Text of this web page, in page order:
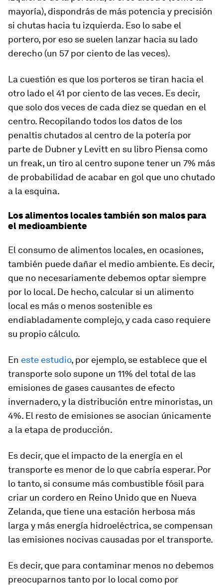
mayoría), dispondrás de más potencia y precisión
si chutas hacia tu izquierda. Eso lo sabe el
portero, por eso se suelen lanzar hacia su lado
derecho (un 57 por ciento de las veces).
La cuestión es que los porteros se tiran hacia el
otro lado el 41 por ciento de las veces. Es decir,
que solo dos veces de cada diez se quedan en el
centro. Recopilando todos los datos de los
penaltis chutados al centro de la potería por
parte de Dubner y Levitt en su libro Piensa como
un freak, un tiro al centro supone tener un 7% más
de probabilidad de acabar en gol que uno chutado
a la esquina.
Los alimentos locales también son malos para
el medioambiente
El consumo de alimentos locales, en ocasiones,
también puede dañar el medio ambiente. Es decir,
que no necesariamente debemos optar siempre
por lo local. De hecho, calcular si un alimento
local es más o menos sostenible es
endiabladamente complejo, y cada caso requiere
su propio cálculo.
En este estudio, por ejemplo, se establece que el
transporte solo supone un 11% del total de las
emisiones de gases causantes de efecto
invernadero, y la distribución entre minoristas, un
4%. El resto de emisiones se asocian únicamente
a la etapa de producción.
Es decir, que el impacto de la energía en el
transporte es menor de lo que cabría esperar. Por
lo tanto, si consume más combustible fósil para
criar un cordero en Reino Unido que en Nueva
Zelanda, que tiene una estación herbosa más
larga y más energía hidroeléctrica, se compensan
las emisiones nocivas causadas por el transporte.
Es decir, que para contaminar menos no debemos
preocuparnos tanto por lo local como por